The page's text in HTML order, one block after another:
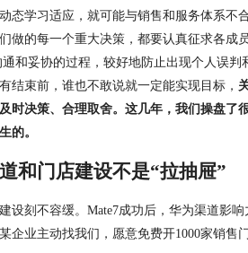
态学习适应，就可能与销售和服务体系不
做的每一个重大决策，都要认真征求各成
和妥协的过程，较好地防止出现个人误判
结束前，谁也不敢说就一定能实现目标，
时决策、合理取舍。这几年，我们操盘了
的。
和门店建设不是“拉抽屉”
设刻不容缓。Mate7成功后，华为渠道影
企业主动找我们，愿意免费开1000家销售门